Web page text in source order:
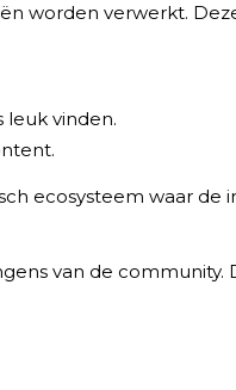
worden verwerkt.
leuk vinden.
ecosysteem waar de
van de community.